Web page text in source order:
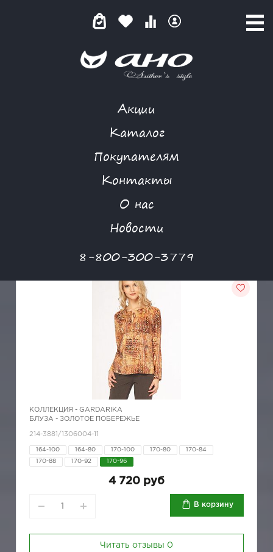
Акции
Каталог
Покупателям
Контакты
О нас
Новости
8-800-300-3779
GARDARIKA
КОЛЛЕКЦИЯ - GARDARIKA
БЛУЗА - ЗОЛОТОЕ ПОБЕРЕЖЬЕ
214-3881/1306004-11
164-100 164-80 170-100 170-80 170-84
170-88 170-92 170-96
4 720 руб
В корзину
Читать отзывы 0